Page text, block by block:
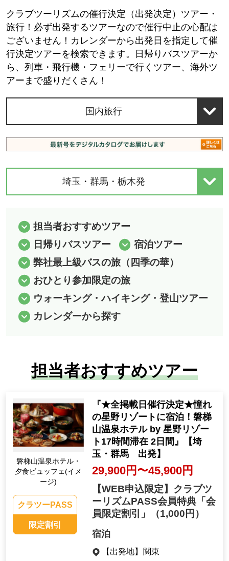
クラブツーリズムの催行決定（出発决定）ツアー・
旅行！必ず出発するツアーなので催行中止の心配は
ございません！カレンダーから出発日を指定して催
行決定ツアーを検索できます。日帰りバスツアーか
ら、列車・飛行機・フェリーで行くツアー、海外ツ
アーまで盛りだくさん！
国内旅行
埼玉・群馬・栃木発
担当者おすすめツアー
日帰りバスツアー
宿泊ツアー
弊社最上級バスの旅（四季の華）
おひとり参加限定の旅
ウォーキング・ハイキング・登山ツアー
カレンダーから探す
担当者おすすめツアー
磐梯山温泉ホテル・
夕食ビュッフェ(イメ
ージ)
クラツーPASS
限定割引
『★全掲載日催行決定★憧れ
の星野リゾートに宿泊！磐梯
山温泉ホテル by 星野リゾー
ト17時間滞在 2日間』【埼
玉・群馬 出発】
29,900円〜45,900円
【WEB申込限定】クラブツ
ーリズムPASS会員特典「会
員限定割引」
（1,000円）
宿泊
【出発地】 関東